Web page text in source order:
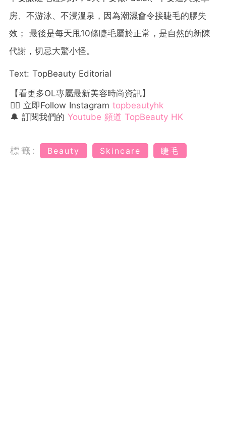
房、不游泳、不浸溫泉，因為潮濕會令接睫毛的膠失
效； 最後是每天甩10條睫毛屬於正常，是自然的新陳
代謝，切忌大驚小怪。
Text: TopBeauty Editorial
【看更多OL專屬最新美容時尚資訊】
👉🏻 立即Follow Instagram topbeautyhk
🔔 訂閱我們的 Youtube 頻道 TopBeauty HK
標籤: Beauty Skincare 睫毛